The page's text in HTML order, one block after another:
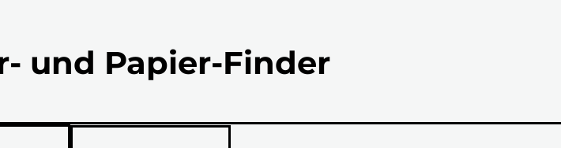
und Papier-Finder